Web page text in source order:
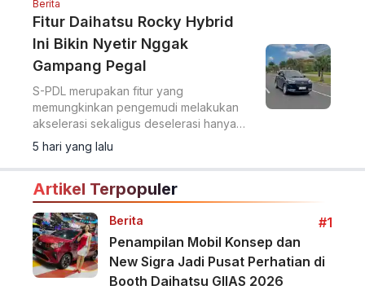
Berita
Fitur Daihatsu Rocky Hybrid
Ini Bikin Nyetir Nggak
Gampang Pegal
S-PDL merupakan fitur yang
memungkinkan pengemudi melakukan
akselerasi sekaligus deselerasi hanya
melalui pedal akselerator.
5 hari yang lalu
Artikel Terpopuler
Berita
#1
Penampilan Mobil Konsep dan
New Sigra Jadi Pusat Perhatian di
Booth Daihatsu GIIAS 2026